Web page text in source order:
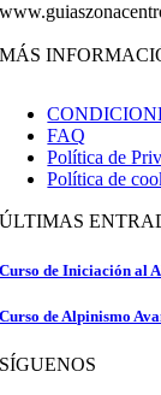
MÁS
FAQ
Política de
Política de
ÚLTIMAS
Curso de Iniciación al
Curso de Alpinismo
SÍGUENOS